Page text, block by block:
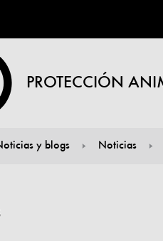
PROTECCIÓN
y blogs Noticias